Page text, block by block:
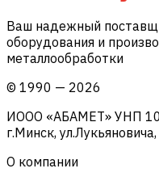
Ваш надежный
оборудования и
металлообработки
© 1990 — 2026
ИООО «АБАМЕТ» УНП
г.Минск,
О компании